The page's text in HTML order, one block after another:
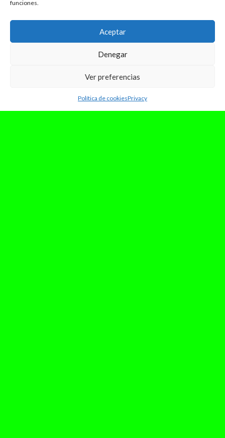
funciones.
Aceptar
Denegar
Ver preferencias
Política de cookiesPrivacy